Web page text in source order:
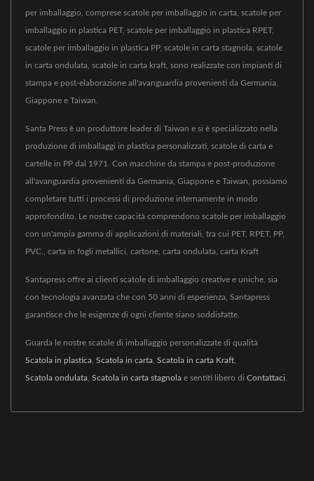
per imballaggio, comprese scatole per imballaggio in carta, scatole per
imballaggio in plastica PET, scatole per imballaggio in plastica RPET,
scatole per imballaggio in plastica PP, scatole in carta stagnola, scatole
in carta ondulata, scatole in carta kraft, sono realizzate con impianti di
stampa e post-elaborazione all'avanguardia provenienti da Germania,
Giappone e Taiwan.
Santa Press è un produttore leader di Taiwan e si è specializzato nella
produzione di imballaggi in plastica personalizzati, scatole di carta e
cartelle in PP dal 1971. Con macchine da stampa e post-produzione
all'avanguardia provenienti da Germania, Giappone e Taiwan, possiamo
completare tutti i processi di produzione internamente in modo
approfondito. Le nostre capacità comprendono scatole per imballaggio
con un'ampia gamma di applicazioni di materiali, tra cui PET, RPET, PP,
PVC., carta in fogli metallici, cartone, carta ondulata, carta Kraft
Santapress offre ai clienti scatole di imballaggio creative e uniche, sia
con tecnologia avanzata che con 50 anni di esperienza, Santapress
garantisce che le esigenze di ogni cliente siano soddisfatte.
Guarda le nostre scatole di imballaggio personalizzate di qualità
Scatola in plastica Scatola in carta Scatola in carta Kraft
Scatola ondulata Scatola in carta stagnola e sentiti libero di Contattaci